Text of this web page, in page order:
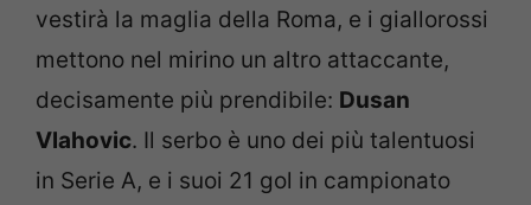
vestirà la maglia della Roma, e i giallorossi
mettono nel mirino un altro attaccante,
decisamente più prendibile: Dusan
Vlahovic. Il serbo è uno dei più talentuosi
in Serie A, e i suoi 21 gol in campionato